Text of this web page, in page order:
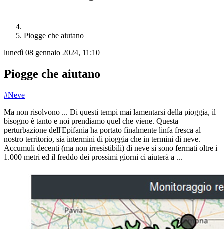
Piogge che aiutano
lunedì 08 gennaio 2024, 11:10
Piogge che aiutano
#Neve
Ma non risolvono ... Di questi tempi mai lamentarsi della pioggia, il
bisogno è tanto e noi prendiamo quel che viene. Questa
perturbazione dell'Epifania ha portato finalmente linfa fresca al
nostro territorio, sia intermini di pioggia che in termini di neve.
Accumuli decenti (ma non irresistibili) di neve si sono fermati oltre i
1.000 metri ed il freddo dei prossimi giorni ci aiuterà a ...